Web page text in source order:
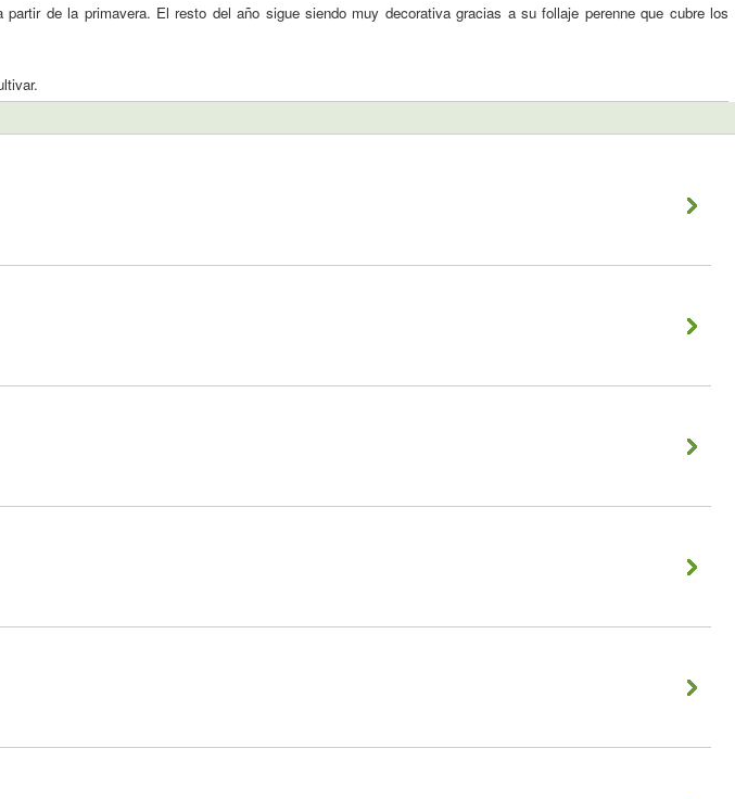
de la primavera. El resto del año sigue siendo muy decorativa gracias a su follaje perenne que cubre los